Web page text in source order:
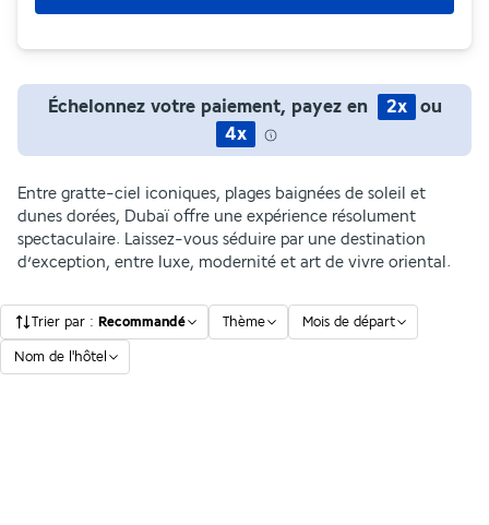
Échelonnez votre paiement, payez en 2x
ou
4x
Entre gratte-ciel iconiques, plages baignées de soleil et
dunes dorées, Dubaï offre une expérience résolument
spectaculaire. Laissez-vous séduire par une destination
d’exception, entre luxe, modernité et art de vivre oriental.
Trier par : Recommandé Thème Mois de départ
Nom de l'hôtel